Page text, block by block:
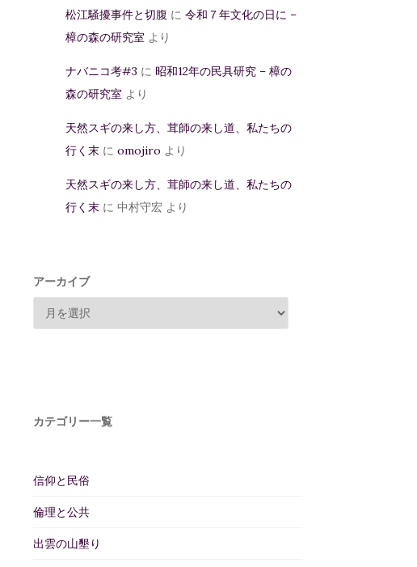
松江騒擾事件と切腹 に 令和７年文化の日に –
樟の森の研究室 より
ナバニコ考#3 に 昭和12年の民具研究 – 樟の
森の研究室 より
天然スギの来し方、茸師の来し道、私たちの
行く末に omojiro より
天然スギの来し方、茸師の来し道、私たちの
行く末に 中村守宏 より
アーカイブ
カテゴリー一覧
信仰と民俗
倫理と公共
出雲の山墾り